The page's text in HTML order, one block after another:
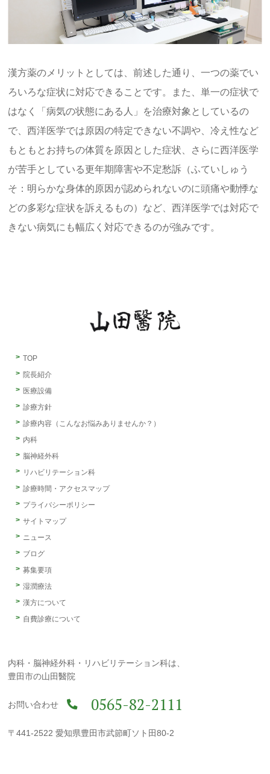
漢方薬のメリットとしては、前述した通り、一つの薬でい
ろいろな症状に対応できることです。また、単一の症状で
はなく「病気の状態にある人」を治療対象としているの
で、西洋医学では原因の特定できない不調や、冷え性など
もともとお持ちの体質を原因とした症状、さらに西洋医学
が苦手としている更年期障害や不定愁訴（ふていしゅう
そ：明らかな身体的原因が認められないのに頭痛や動悸な
どの多彩な症状を訴えるもの）など、西洋医学では対応で
きない病気にも幅広く対応できるのが強みです。
TOP
院長紹介
医療設備
診療方針
診療内容（こんなお悩みありませんか？）
内科
脳神経外科
リハビリテーション科
診療時間・アクセスマップ
プライバシーポリシー
サイトマップ
ニュース
ブログ
募集要項
湿潤療法
漢方について
自費診療について
内科・脳神経外科・リハビリテーション科は、
豊田市の山田醫院
お問い合わせ 0565-82-2111
〒441-2522 愛知県豊田市武節町ソト田80-2